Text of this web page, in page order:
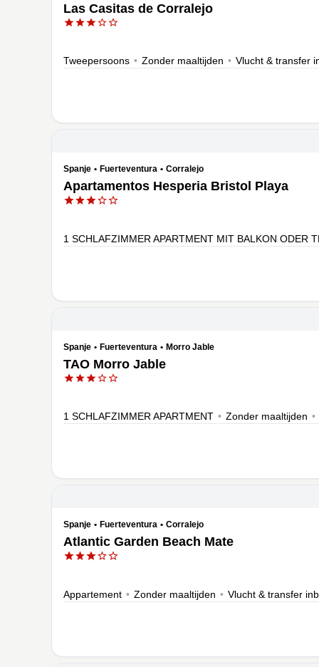
Las Casitas de Corralejo
Tweepersoons • Zonder maaltijden • Vlucht & transfer
Spanje • Fuerteventura • Corralejo
Apartamentos Hesperia Bristol Playa
1 SCHLAFZIMMER APARTMENT MIT BALKON ODER
Spanje • Fuerteventura • Morro Jable
TAO Morro Jable
1 SCHLAFZIMMER APARTMENT • Zonder maaltijden •
Spanje • Fuerteventura • Corralejo
Atlantic Garden Beach Mate
Appartement • Zonder maaltijden • Vlucht & transfer